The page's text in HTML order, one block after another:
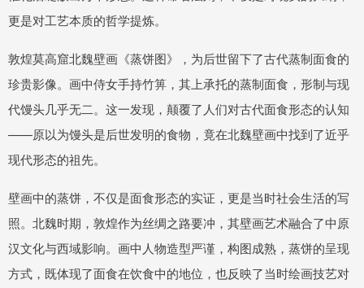
更是对工艺本质的哲学提炼。
敦煌莫高窟北魏壁画《蒸饼图》，为后世留下了古代蒸制面食的
珍贵影像。画中侍女手持竹箅，其上承托的蒸制面食，形制与现
代馒头几乎无二。这一发现，颠覆了人们对古代面食形态的认知
——原以为馒头是后世发明的食物，竟在北魏壁画中找到了近乎
现代形态的祖先。
壁画中的蒸饼，不仅是面食形态的实证，更是当时社会生活的写
照。北魏时期，敦煌作为丝绸之路要冲，其壁画艺术融合了中原
汉文化与西域影响。画中人物造型严谨，构图成熟，蒸饼的呈现
方式，既体现了面食在饮食中的地位，也反映了当时绘画技艺对